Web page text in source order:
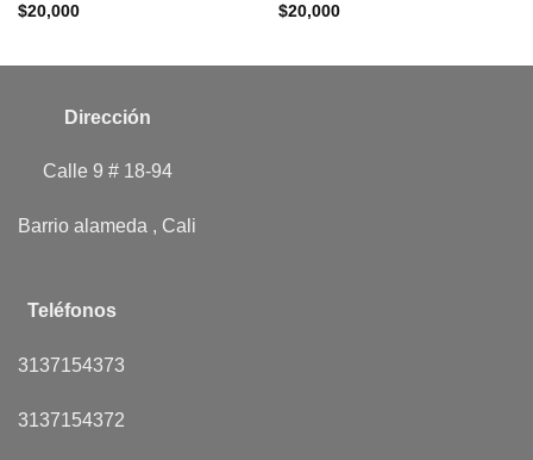
$20,000
$20,000
Dirección
Calle 9 # 18-94
Barrio alameda , Cali
Teléfonos
3137154373
3137154372